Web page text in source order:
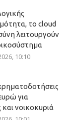
το cloud
λειτουργούν
10:10
για
και νοικοκυριά